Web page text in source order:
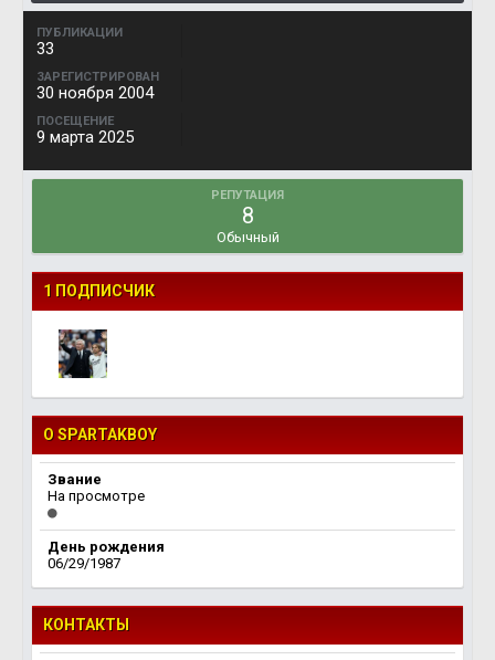
ПУБЛИКАЦИИ
33
ЗАРЕГИСТРИРОВАН
30 ноября 2004
ПОСЕЩЕНИЕ
9 марта 2025
РЕПУТАЦИЯ
8
Обычный
1 ПОДПИСЧИК
О SPARTAKBOY
Звание
На просмотре
День рождения
06/29/1987
КОНТАКТЫ